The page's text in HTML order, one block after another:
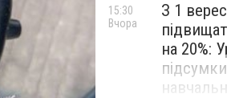
З 1
на 20%:
15:30
Вчора